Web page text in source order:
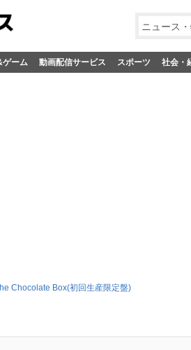
ニュース
ゲーム 動画配信サービス スポーツ 社会・
Chocolate Box(初回生産限定盤)